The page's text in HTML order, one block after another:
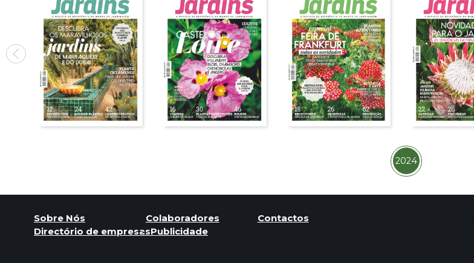
2024
Sobre Nós Colaboradores
Contactos
Directório de empresasPublicidade